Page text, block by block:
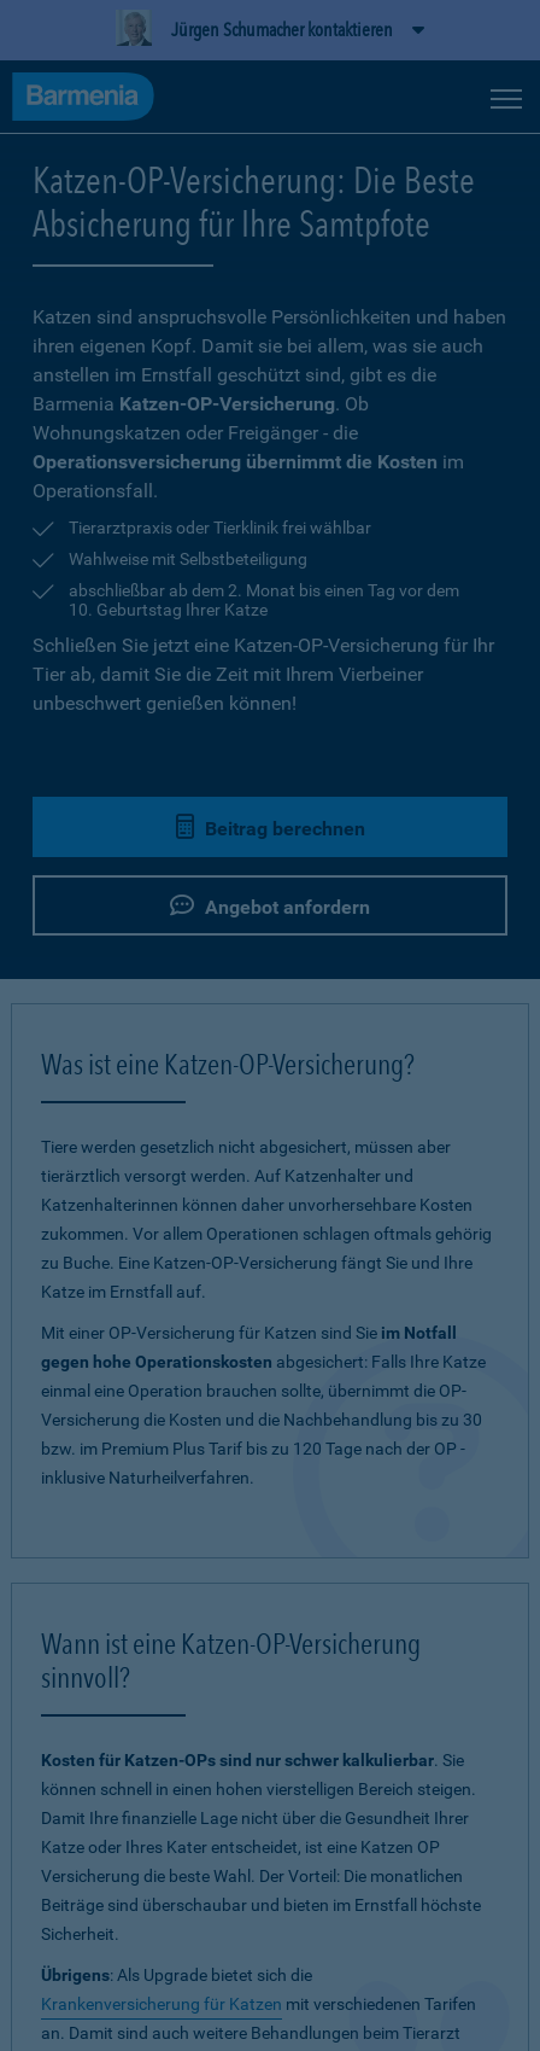
Jürgen Schumacher kontaktieren
Katzen-OP-Versicherung: Die Beste
Absicherung für Ihre Samtpfote
Katzen sind anspruchsvolle Persönlichkeiten und haben
ihren eigenen Kopf. Damit sie bei allem, was sie auch
anstellen im Ernstfall geschützt sind, gibt es die
Barmenia Katzen-OP-Versicherung. Ob
Wohnungskatzen oder Freigänger - die
Operationsversicherung übernimmt die Kosten im
Operationsfall.
Tierarztpraxis oder Tierklinik frei wählbar
Wahlweise mit Selbstbeteiligung
abschließbar ab dem 2. Monat bis einen Tag vor dem
10. Geburtstag Ihrer Katze
Schließen Sie jetzt eine Katzen-OP-Versicherung für Ihr
Tier ab, damit Sie die Zeit mit Ihrem Vierbeiner
unbeschwert genießen können!
Beitrag berechnen
Angebot anfordern
Was ist eine Katzen-OP-Versicherung?
Tiere werden gesetzlich nicht abgesichert, müssen aber
tierärztlich versorgt werden. Auf Katzenhalter und
Katzenhalterinnen können daher unvorhersehbare Kosten
zukommen. Vor allem Operationen schlagen oftmals gehörig
zu Buche. Eine Katzen-OP-Versicherung fängt Sie und Ihre
Katze im Ernstfall auf.
Mit einer OP-Versicherung für Katzen sind Sie im Notfall
gegen hohe Operationskosten abgesichert: Falls Ihre Katze
einmal eine Operation brauchen sollte, übernimmt die OP-
Versicherung die Kosten und die Nachbehandlung bis zu 30
bzw. im Premium Plus Tarif bis zu 120 Tage nach der OP -
inklusive Naturheilverfahren.
Wann ist eine Katzen-OP-Versicherung
sinnvoll?
Kosten für Katzen-OPs sind nur schwer kalkulierbar. Sie
können schnell in einen hohen vierstelligen Bereich steigen.
Damit Ihre finanzielle Lage nicht über die Gesundheit Ihrer
Katze oder Ihres Kater entscheidet, ist eine Katzen OP
Versicherung die beste Wahl. Der Vorteil: Die monatlichen
Beiträge sind überschaubar und bieten im Ernstfall höchste
Sicherheit.
Übrigens: Als Upgrade bietet sich die
Krankenversicherung für Katzen mit verschiedenen Tarifen
an. Damit sind auch weitere Behandlungen beim Tierarzt